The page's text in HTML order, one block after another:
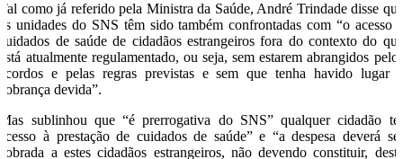
Tal como já referido pela Ministra da Saúde, André Trindade disse que
as unidades do SNS têm sido também confrontadas com “o acesso a
cuidados de saúde de cidadãos estrangeiros fora do contexto do que
está atualmente regulamentado, ou seja, sem estarem abrangidos pelos
acordos e pelas regras previstas e sem que tenha havido lugar à
cobrança devida”.
Mas sublinhou que “é prerrogativa do SNS” qualquer cidadão ter
acesso à prestação de cuidados de saúde” e “a despesa deverá ser
cobrada a estes cidadãos estrangeiros, não devendo constituir, desta